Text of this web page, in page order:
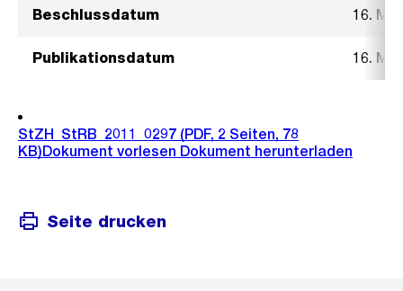
Beschlussdatum 16.
Publikationsdatum 16.
StZH_StRB_2011_0297 (PDF, 2 Seiten, 78
KB)Dokument vorlesen Dokument herunterladen
Seite drucken